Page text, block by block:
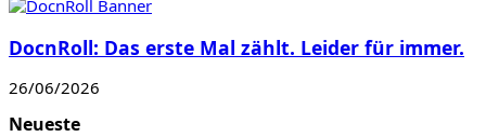
DocnRoll: Das erste Mal zählt. Leider für immer.
26/06/2026
Neueste